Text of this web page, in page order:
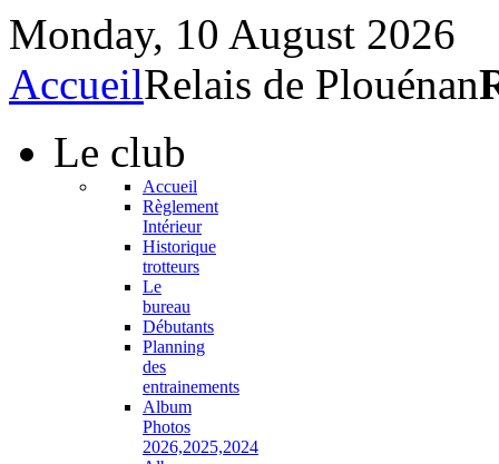
Monday, 10 August 2026
AccueilRelais de Plouénan
Le club
Accueil
Règlement
Intérieur
Historique
trotteurs
Le
bureau
Débutants
Planning
des
entrainements
Album
Photos
2026,2025,2024